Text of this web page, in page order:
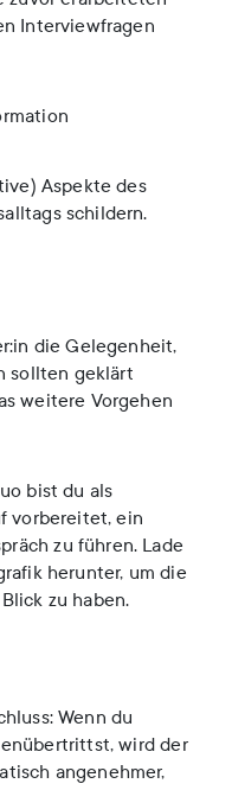
Interviewfragen
Aspekte des
schildern.
die Gelegenheit,
sollten geklärt
weitere Vorgehen
bist du als
vorbereitet, ein
zu führen. Lade
herunter, um die
zu haben.
Wenn du
wird der
angenehmer,